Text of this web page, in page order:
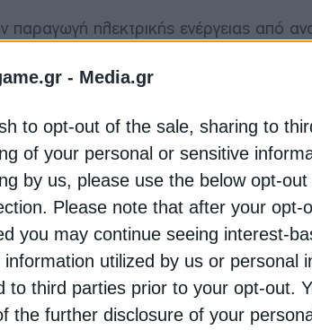
- Media.gr
to opt-out of the sale, sharing to
of your personal or sensitive
by us, please use the below opt-
Please note that after your opt-
you may continue seeing interest-
information utilized by us or personal
to third parties prior to your opt-out.
the further disclosure of your
παραγωγή ηλεκτρικής ενέργειας από
των ενεργειακών δικτύων και στη
τηλεθέρμανσης της Τσεχίας,
τρόλεϊ μηδενικών εκπομπών στις
διαδικασιών σε σειρά
Ελλάδα,